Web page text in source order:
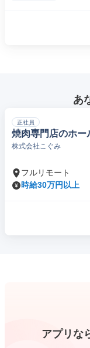
あ
正社員
焼肉専門店のホー
株式会社こぐみ
フルリモート
時給30万円以上
アプリな